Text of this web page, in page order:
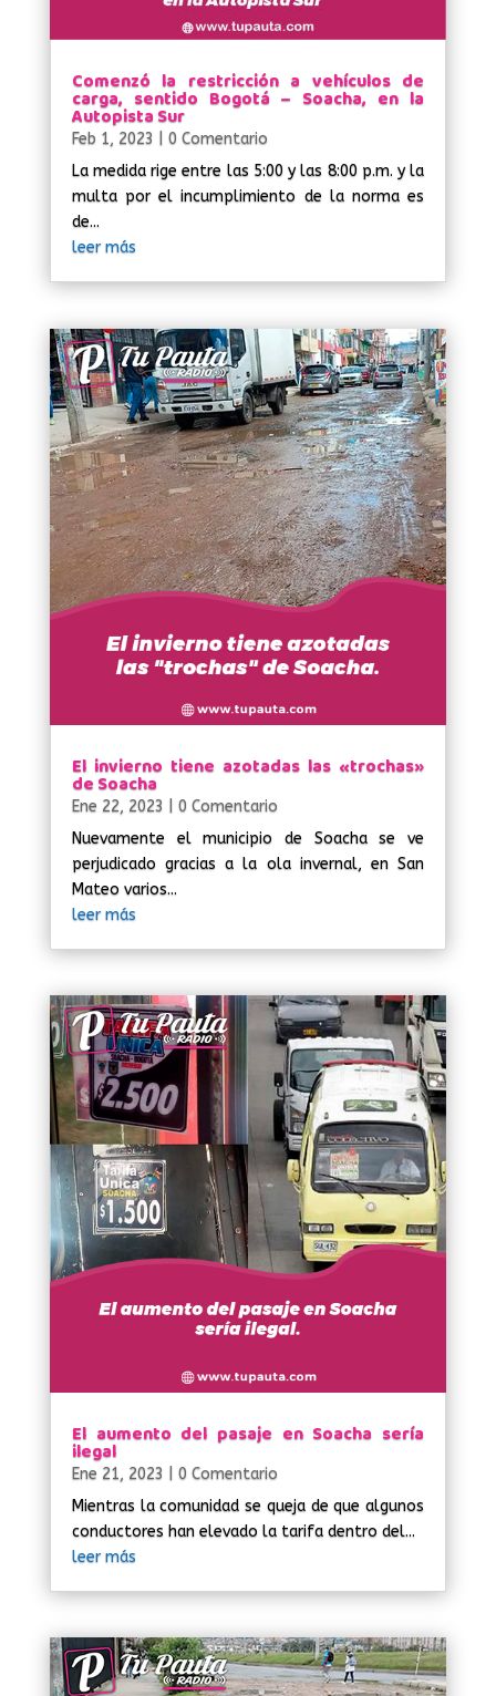
Comenzó la restricción a vehículos de
carga, sentido Bogotá – Soacha, en la
Autopista Sur
Feb 1, 2023
| 0 Comentario
La medida rige entre las 5:00 y las 8:00 p.m. y la
multa por el incumplimiento de la norma es
de...
leer más
El invierno tiene azotadas las «trochas»
de Soacha
Ene 22, 2023
| 0 Comentario
Nuevamente el municipio de Soacha se ve
perjudicado gracias a la ola invernal, en San
Mateo varios...
leer más
El aumento del pasaje en Soacha sería
ilegal
Ene 21, 2023
| 0 Comentario
Mientras la comunidad se queja de que algunos
conductores han elevado la tarifa dentro del...
leer más